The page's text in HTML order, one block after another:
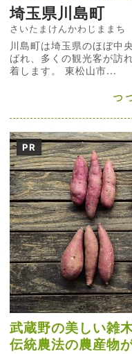
埼玉県川島町
さいたまけんかわじままち
川島町は埼玉県のほぼ中
ばれ、多くの観光客が訪
着します。 東松山市...
つ
PR
武蔵野の美しい雑
伝統農法の農産物